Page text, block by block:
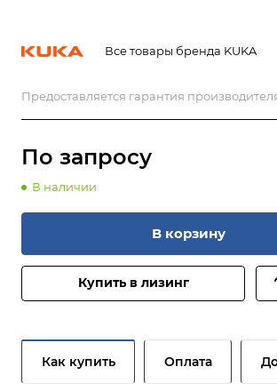
Все товары бренда KUKA
Предоставляется гарантия
По запросу
В наличии
В корзину
Купить в лизинг
Как купить Оплата